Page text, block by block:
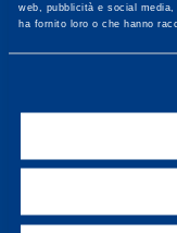
web, pubblicità e social
ha fornito loro o che hanno
Services
Training Schedule